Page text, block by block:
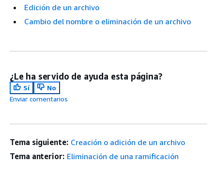
Edición de un archivo
Cambio del nombre o eliminación de un archivo
¿Le ha servido de ayuda esta página?
Sí
No
Enviar comentarios
Tema siguiente: Creación o adición de un archivo
Tema anterior: Eliminación de una ramificación